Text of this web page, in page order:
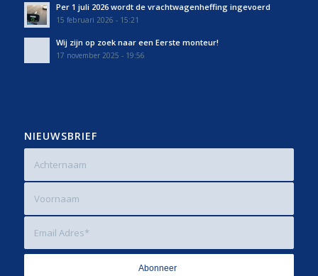
Per 1 juli 2026 wordt de vrachtwagenheffing ingevoerd
15 februari 2026 - 15:21
Wij zijn op zoek naar een Eerste monteur!
17 november 2025 - 19:56
NIEUWSBRIEF